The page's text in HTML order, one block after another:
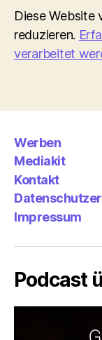
Diese Website
reduzieren.
verarbeitet
Werben
Mediakit
Kontakt
Impressum
Podcast